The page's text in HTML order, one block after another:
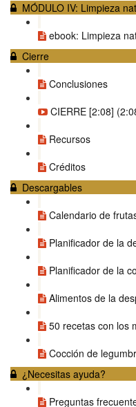
MÓDULO IV: Limpieza
ebook: Limpieza
Cierre
Conclusiones
CIERRE [2:08]
Recursos
Créditos
Descargables
Calendario de
Planificador de la
Planificador de la
Alimentos de la
50 recetas con los
Cocción de
¿Necesitas ayuda?
Preguntas